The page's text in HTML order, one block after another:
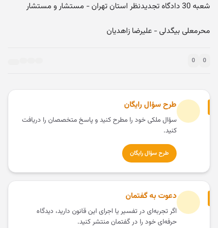
شعبه 30 دادگاه تجدیدنظر استان تهران - مستشار و مستشار
​محرمعلی بیگدلی - علیرضا زاهدیان
0
0
طرح سؤال رایگان
سؤال ملکی خود را مطرح کنید و پاسخ متخصصان را دریافت
کنید.
طرح سؤال رایگان
دعوت به گفتمان
اگر تجربه‌ای در تفسیر یا اجرای این قانون دارید، دیدگاه
حرفه‌ای خود را در گفتمان منتشر کنید.